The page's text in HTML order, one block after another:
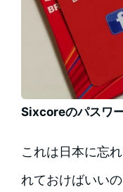
Sixcoreのパスワ
これは日本に忘
れておけばいい